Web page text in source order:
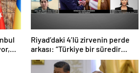
Riyad’daki 4’lü zirvenin perde
arkası: “Türkiye bir süredir
temastaydı”